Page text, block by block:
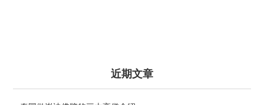
近期文章